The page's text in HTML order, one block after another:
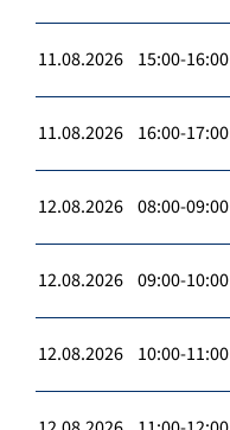
11.08.2026 15:00-16:00
11.08.2026 16:00-17:00
12.08.2026 08:00-09:00
12.08.2026 09:00-10:00
12.08.2026 10:00-11:00